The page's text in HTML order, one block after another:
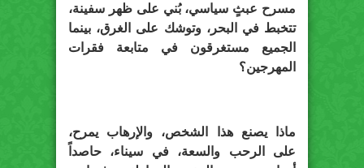
مسرح عبثٍ سياسي، بُني على ظهر سفينة،
تتخبط في البحر، وتوشك على الغرق، بينما
الجميع مستغرقون في متابعة فقرات
المهرجين؟
ماذا يصنع هذا الشخص، والإرهاب يمرح،
على الرحب والسعة، في سيناء، حاصداً